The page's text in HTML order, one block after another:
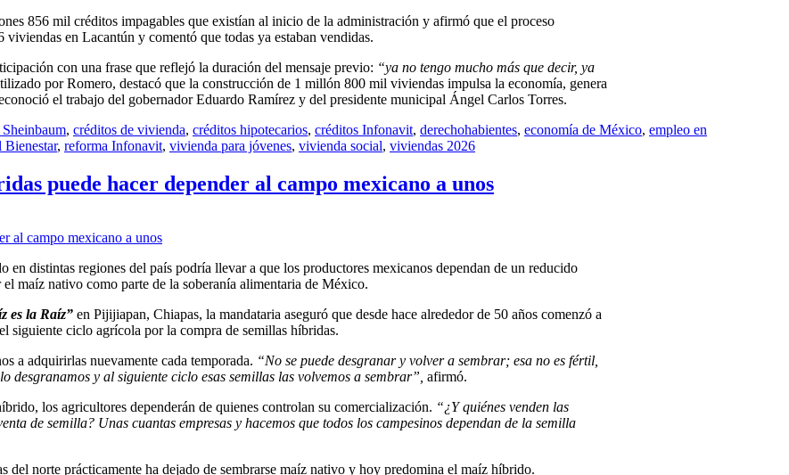
856 mil créditos impagables que existían al inicio de la administración y afirmó que el proceso
viviendas en Lacantún y comentó que todas ya estaban vendidas.
con una frase que reflejó la duración del mensaje previo: “ya no tengo mucho más que decir, ya
por Romero, destacó que la construcción de 1 millón 800 mil viviendas impulsa la economía, genera
el trabajo del gobernador Eduardo Ramírez y del presidente municipal Ángel Carlos Torres.
, créditos de vivienda, créditos hipotecarios, créditos Infonavit, derechohabientes, economía de México, empleo en
Bienestar, reforma Infonavit, vivienda para jóvenes, vivienda social, viviendas 2026
puede hacer depender al campo mexicano a unos
distintas regiones del país podría llevar a que los productores mexicanos dependan de un reducido
maíz nativo como parte de la soberanía alimentaria de México.
es la Raíz” en Pijijiapan, Chiapas, la mandataria aseguró que desde hace alrededor de 50 años comenzó a
siguiente ciclo agrícola por la compra de semillas híbridas.
a adquirirlas nuevamente cada temporada. “No se puede desgranar y volver a sembrar; esa no es fértil,
desgranamos y al siguiente ciclo esas semillas las volvemos a sembrar”, afirmó.
los agricultores dependerán de quienes controlan su comercialización. “¿Y quiénes venden las
de semilla? Unas cuantas empresas y hacemos que todos los campesinos dependan de la semilla
norte prácticamente ha dejado de sembrarse maíz nativo y hoy predomina el maíz híbrido.